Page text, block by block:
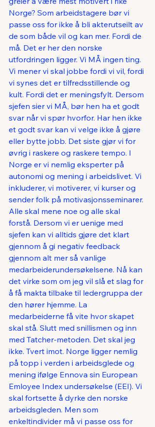
Norge? Som arbeidstagere bør vi
passe oss for ikke å bli akterutseilt av
de som både vil og kan mer. Fordi de
må. Det er her den norske
utfordringen ligger. Vi MÅ ingen ting.
Vi mener vi skal jobbe fordi vi vil, fordi
vi synes det er tilfredsstillende og
kult. Fordi det er meningsfylt. Dersom
sjefen sier vi MÅ, bør hen ha et godt
svar når vi spør hvorfor. Har hen ikke
et godt svar kan vi velge ikke å gjøre
eller bytte jobb. Det siste gjør vi for
øvrig i raskere og raskere tempo. I
Norge er vi nemlig eksperter på
autonomi og mening i arbeidslivet. Vi
inkluderer, vi motiverer, vi kurser og
sender folk på motivasjonsseminarer.
Alle skal mene noe og alle skal
forstå. Dersom vi er uenige med
sjefen kan vi alltids gjøre det klart
gjennom å gi negativ feedback
gjennom alt mer så vanlige
medarbeiderundersøkelsene. Nå kan
det virke som om jeg vil slå et slag for
å få makta tilbake til ledergruppa der
den hører hjemme. La
medarbeiderne få vite hvor skapet
skal stå. Slutt med snillismen og inn
med Tatcher-metoden. Det skal jeg
ikke. Tvert imot. Norge ligger nemlig
på topp i verden i arbeidsglede og
mening ifølge Ennova sin European
Emloyee Index undersøkelse (EEI). Vi
skal fortsette å dyrke den norske
arbeidsgleden. Men som
enkeltindivider må vi passe oss for